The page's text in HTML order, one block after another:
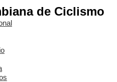
de Ciclismo